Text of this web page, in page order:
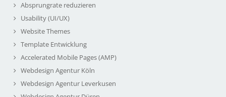
Absprungrate reduzieren
Usability (UI/UX)
Website Themes
Template Entwicklung
Accelerated Mobile Pages (AMP)
Webdesign Agentur Köln
Webdesign Agentur Leverkusen